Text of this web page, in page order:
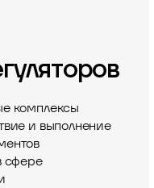
комплексы
и выполнение
сфере